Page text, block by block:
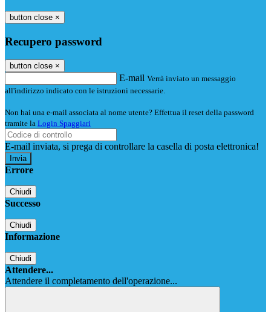
button close ×
Recupero password
button close ×
E-mail Verrà inviato un messaggio
all'indirizzo indicato con le istruzioni necessarie.
Non hai una e-mail associata al nome utente? Effettua il reset della password
tramite la Login Spaggiari
E-mail inviata, si prega di controllare la casella di posta elettronica!
Errore
Chiudi
Successo
Chiudi
Informazione
Chiudi
Attendere...
Attendere il completamento dell'operazione...